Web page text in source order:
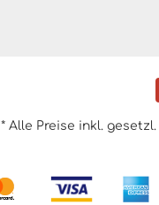
* Alle Preise inkl.